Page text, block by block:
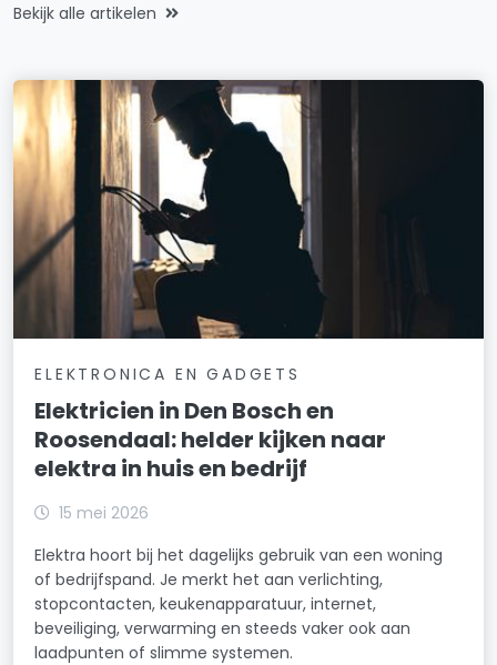
Bekijk alle artikelen
ELEKTRONICA EN GADGETS
Elektricien in Den Bosch en
Roosendaal: helder kijken naar
elektra in huis en bedrijf
15 mei 2026
Elektra hoort bij het dagelijks gebruik van een woning
of bedrijfspand. Je merkt het aan verlichting,
stopcontacten, keukenapparatuur, internet,
beveiliging, verwarming en steeds vaker ook aan
laadpunten of slimme systemen.